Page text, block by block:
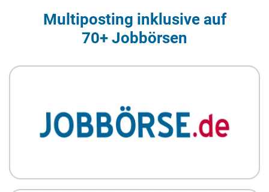
Multiposting inklusive auf
70+ Jobbörsen